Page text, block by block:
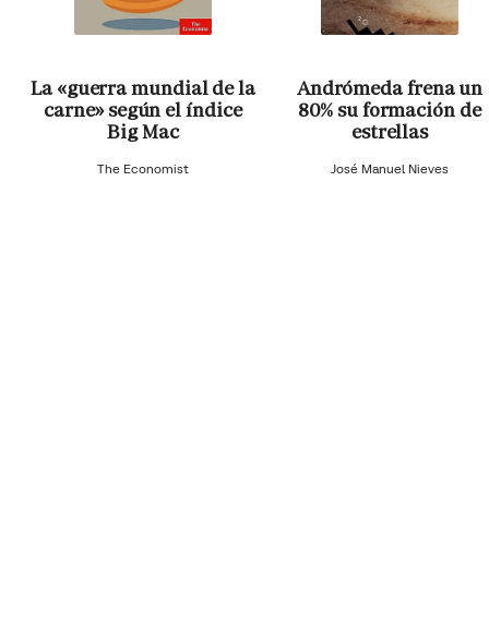
La «guerra mundial de la
carne» según el índice
Big Mac
The Economist
Andrómeda frena un
80% su formación de
estrellas
José Manuel Nieves